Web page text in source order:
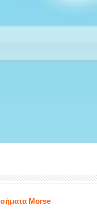
σήματα Morse